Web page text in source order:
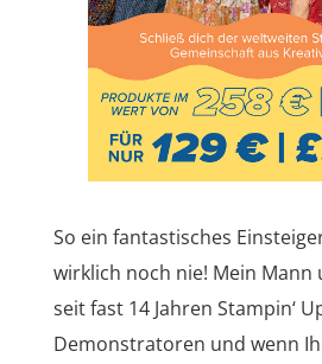
So ein fantastisches
wirklich noch nie! Mein Mann
seit fast 14 Jahren Stampin‘
Demonstratoren und wenn